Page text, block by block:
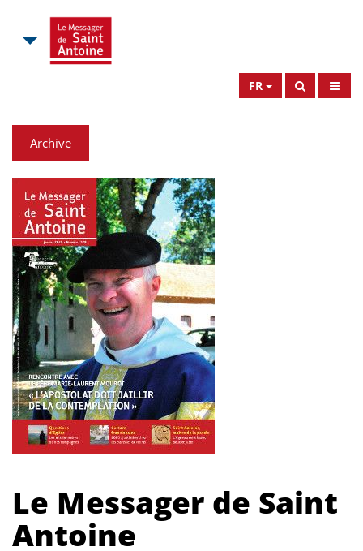
FR
Archive
Le Messager de Saint
Antoine